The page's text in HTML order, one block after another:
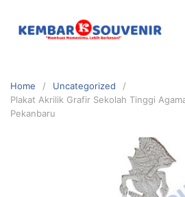
Home
Uncategorized
Plakat Akrilik Grafir Sekolah Tinggi
Pekanbaru